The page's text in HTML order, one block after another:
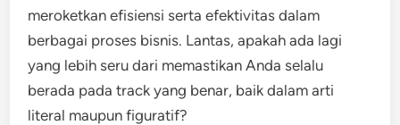
meroketkan efisiensi serta efektivitas dalam
berbagai proses bisnis. Lantas, apakah ada lagi
yang lebih seru dari memastikan Anda selalu
berada pada track yang benar, baik dalam arti
literal maupun figuratif?